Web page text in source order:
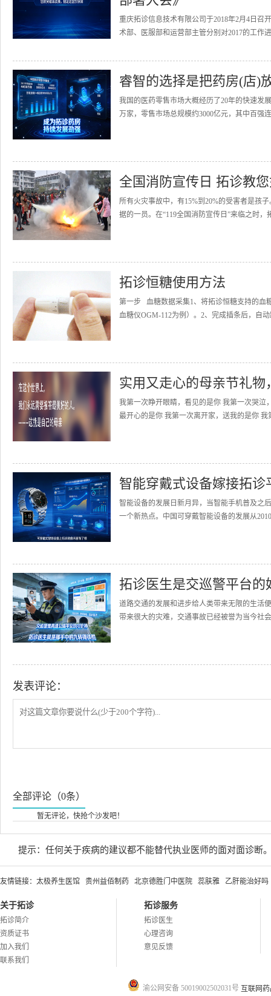
重庆拓诊信息技术有限公司于2018年2月4日召
术部、医服部和运营部主管分别对2017的工作
睿智的选择是把药房(店)
我国的医药零售市场大概经历了20年的快速发
万家，零售市场总规模约3000亿元，其中百强
全国消防宣传日 拓诊教
所有火灾事故中，有15%到20%的受害者是孩
据的一员。在“119全国消防宣传日”来临之时
拓诊恒糖使用方法
第一步 血糖数据采集1、将拓诊恒糖支持的血
血糖仪OGM-112为例）。2、完成插条后，自
实用又走心的母亲节礼
我第一次睁开眼睛，看见的是你 我第一次哭泣
最开心的是你 我第一次离开家，送我的是你
智能穿戴式设备嫁接拓
智能设备的发展日新月异，当智能手机普及之
一个新热点。中国可穿戴智能设备的发展从
拓诊医生是交巡警平台的
道路交通的发展和进步给人类带来无限的生活
带来很大的灾难，交通事故已经被誉为当今社
发表评论：
全部评论（0条）
暂无评论，快抢个沙发吧！
提示：任何关于疾病的建议都不能替代执业医师的面对面诊断
友情链接： 太极养生医馆 贵州益佰制药 北京德胜门中医院 蕊肤雅 乙肝能治好吗
关于拓诊
拓诊简介
资质证书
加入我们
联系我们
拓诊服务
拓诊医生
心理咨询
意见反馈
渝公网安备 50019002502031号 互联网